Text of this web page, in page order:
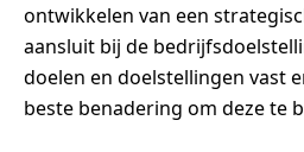
ontwikkelen van een
aansluit bij de
doelen en doelstellingen vast
beste benadering om deze te